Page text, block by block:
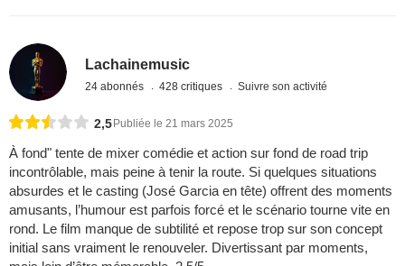
Lachainemusic
24 abonnés 428 critiques Suivre son activité
2,5 Publiée le 21 mars 2025
À fond" tente de mixer comédie et action sur fond de road trip
incontrôlable, mais peine à tenir la route. Si quelques situations
absurdes et le casting (José Garcia en tête) offrent des moments
amusants, l’humour est parfois forcé et le scénario tourne vite en
rond. Le film manque de subtilité et repose trop sur son concept
initial sans vraiment le renouveler. Divertissant par moments,